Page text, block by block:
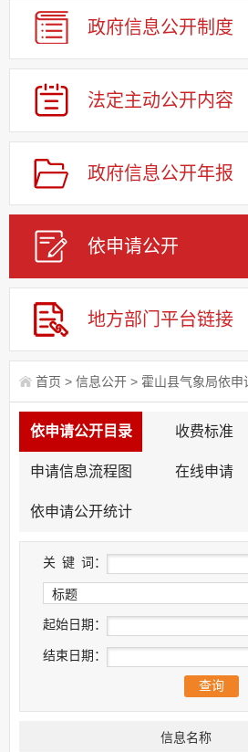
政府信息公开制度
法定主动公开内容
政府信息公开年报
依申请公开
地方部门平台链接
首页 > 信息公开 > 霍山县气象局依申
依申请公开目录 收费标准
申请信息流程图 在线申请
依申请公开统计
关 键 词：
起始日期：
结束日期：
信息名称